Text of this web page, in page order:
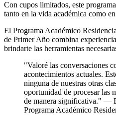
Con cupos limitados, este
tanto en la vida académica como
El Programa Académico
de Primer Año combina
brindarte las herramientas
"Valoré las conversaciones
acontecimientos actuales.
ninguna de nuestras otras
oportunidad de procesar las
de manera significativa." —
Programa Académico